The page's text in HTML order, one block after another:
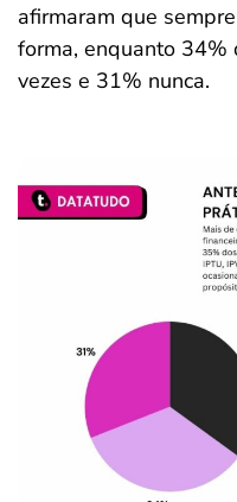
afirmaram que
forma, enquanto 34%
vezes e 31% nunca.